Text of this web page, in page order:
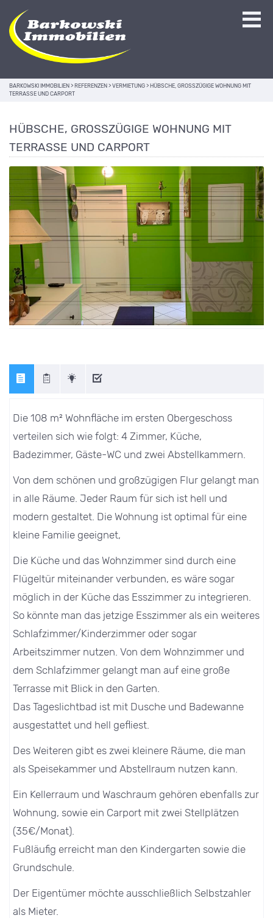
BARKOWSKI IMMOBILIEN > REFERENZEN > VERMIETUNG > HÜBSCHE, GROSSZÜGIGE WOHNUNG MIT T
ERRASSE UND CARPORT
HÜBSCHE, GROSSZÜGIGE WOHNUNG MIT T
ERRASSE UND CARPORT
Die 108 m² Wohnfläche im ersten Obergeschoss
verteilen sich wie folgt: 4 Zimmer, Küche,
Badezimmer, Gäste-WC und zwei Abstellkammern.
Von dem schönen und großzügigen Flur gelangt man
in alle Räume. Jeder Raum für sich ist hell und
modern gestaltet. Die Wohnung ist optimal für eine
kleine Familie geeignet,
Die Küche und das Wohnzimmer sind durch eine
Flügeltür miteinander verbunden, es wäre sogar
möglich in der Küche das Esszimmer zu integrieren.
So könnte man das jetzige Esszimmer als ein weiteres
Schlafzimmer/Kinderzimmer oder sogar
Arbeitszimmer nutzen. Von dem Wohnzimmer und
dem Schlafzimmer gelangt man auf eine große
Terrasse mit Blick in den Garten.
Das Tageslichtbad ist mit Dusche und Badewanne
ausgestattet und hell gefliest.
Des Weiteren gibt es zwei kleinere Räume, die man
als Speisekammer und Abstellraum nutzen kann.
Ein Kellerraum und Waschraum gehören ebenfalls zur
Wohnung, sowie ein Carport mit zwei Stellplätzen
(35€/Monat).
Fußläufig erreicht man den Kindergarten sowie die
Grundschule.
Der Eigentümer möchte ausschließlich Selbstzahler
als Mieter.